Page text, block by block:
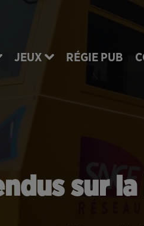
JEUX RÉGIE PUB
sur